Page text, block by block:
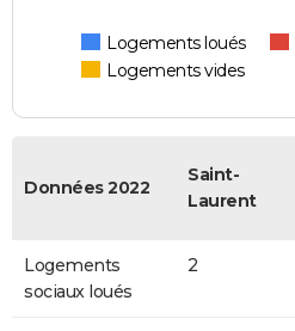
Logements loués
Logements vides
Données 2022
Saint-
Laurent
Logements
sociaux loués
2